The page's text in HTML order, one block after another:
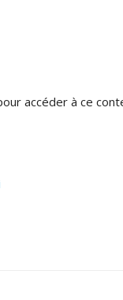
accéder à ce